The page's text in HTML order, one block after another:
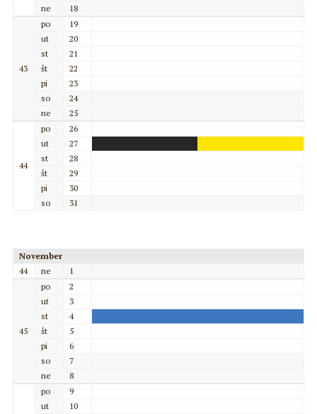
ne
18
43
po
19
ut
20
st
21
št
22
pi
23
so
24
ne
25
44
po
26
ut
27
st
28
št
29
pi
30
so
31
November
44
ne 1
45
po
2
ut
3
st
4
št
5
pi
6
so
7
ne
8
po
9
ut
10